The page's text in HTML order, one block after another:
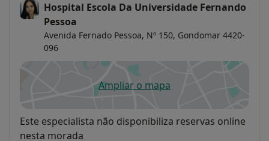
Hospital Escola Da Universidade Fernando
Pessoa
Avenida Fernado Pessoa, Nº 150, Gondomar 4420-
096
Ampliar o mapaabre num novo separador
Disponibilidade
Este especialista não disponibiliza reservas online
nesta morada